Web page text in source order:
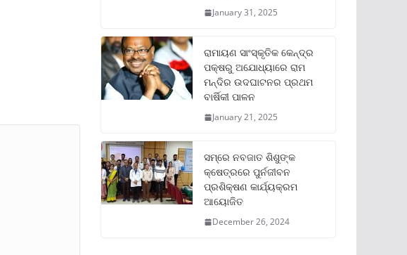
January 31, 2025
ରାମାୟଣ ସାଂସ୍କୃତିକ କେନ୍ଦ୍ର
ପକ୍ଷରୁ ଅଯୋଧ୍ୟାରେ ରାମ
ମନ୍ଦିର ଉଦଘାଟନର ପ୍ରଥମ
ବାର୍ଷିକୀ ପାଳନ
January 21, 2025
ସମ୍‌ରେ ନବଜାତ ଶିଶୁଙ୍କ
କ୍ଷେତ୍ରରେ ପୁର୍ନଜୀବନ
ପ୍ରଶିକ୍ଷଣ କାର୍ଯ୍ୟକ୍ରମ
ଆୟୋଜିତ
December 26, 2024